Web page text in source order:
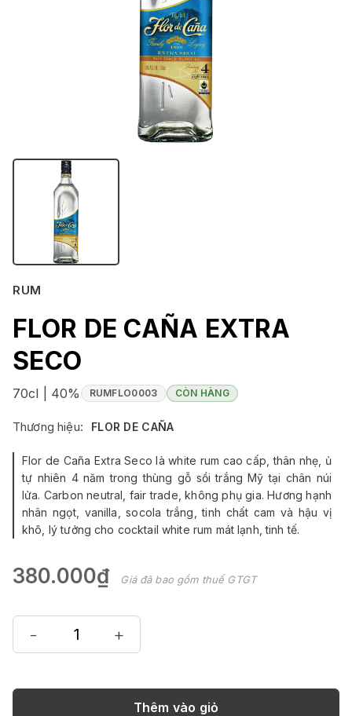
RUM
FLOR DE CAÑA EXTRA
SECO
70cl | 40% RUMFLO0003 CÒN HÀNG
Thương hiệu: FLOR DE CAÑA
Flor de Caña Extra Seco là white rum cao cấp, thân nhẹ, ủ
tự nhiên 4 năm trong thùng gỗ sồi trắng Mỹ tại chân núi
lửa. Carbon neutral, fair trade, không phụ gia. Hương hạnh
nhân ngọt, vanilla, socola trắng, tinh chất cam và hậu vị
khô, lý tưởng cho cocktail white rum mát lạnh, tinh tế.
380.000₫ Giá đã bao gồm thuế GTGT
- +
Thêm vào giỏ